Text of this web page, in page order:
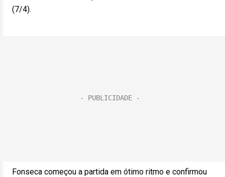
(7/4).
Fonseca começou a partida em ótimo ritmo e confirmou